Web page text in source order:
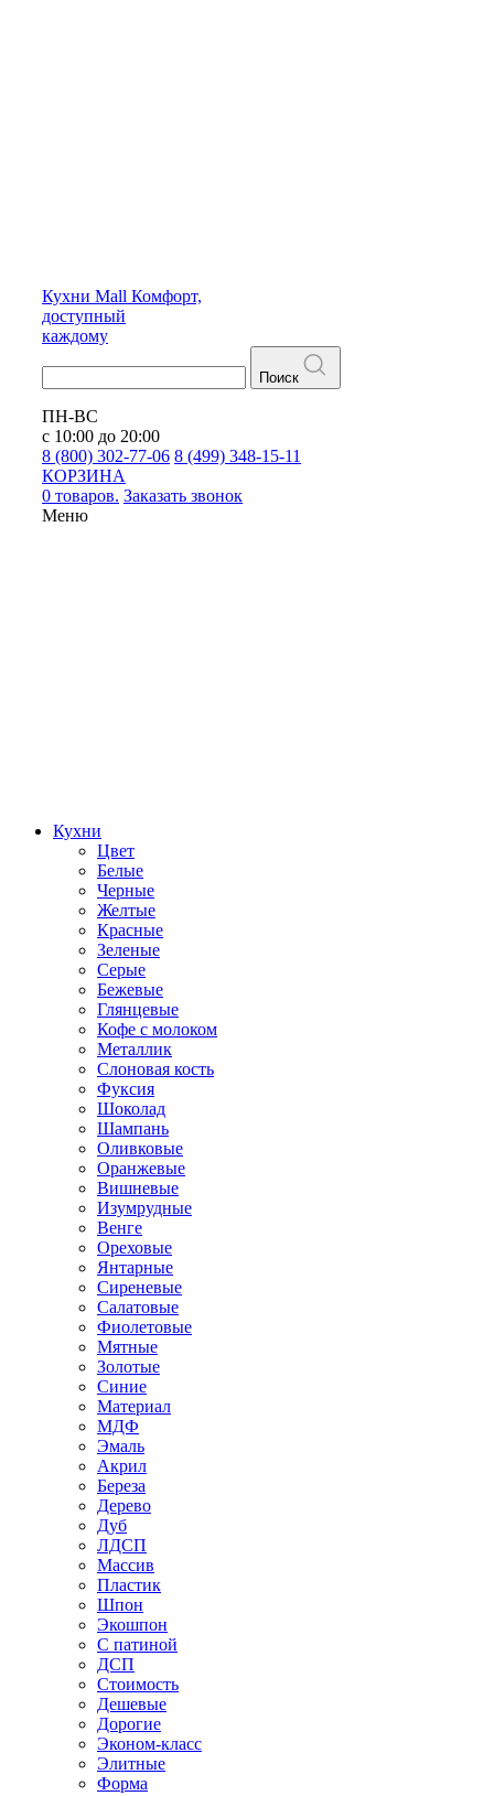
Кухни Mall Комфорт,
доступный
каждому
Поиск
ПН-ВС
с 10:00 до 20:00
8 (800) 302-77-06 8 (499) 348-15-11
КОРЗИНА
0 товаров. Заказать звонок
Меню
Кухни
Цвет
Белые
Черные
Желтые
Красные
Зеленые
Серые
Бежевые
Глянцевые
Кофе с молоком
Металлик
Слоновая кость
Фуксия
Шоколад
Шампань
Оливковые
Оранжевые
Вишневые
Изумрудные
Венге
Ореховые
Янтарные
Сиреневые
Салатовые
Фиолетовые
Мятные
Золотые
Синие
Материал
МДФ
Эмаль
Акрил
Береза
Дерево
Дуб
ЛДСП
Массив
Пластик
Шпон
Экошпон
С патиной
ДСП
Стоимость
Дешевые
Дорогие
Эконом-класс
Элитные
Форма